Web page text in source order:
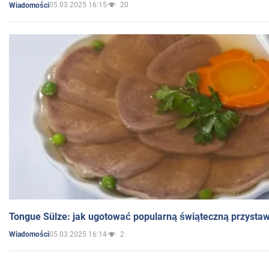
Wiadomości05.03.2025 16:15 20
Tongue Sülze: jak ugotować popularną świąteczną
Wiadomości05.03.2025 16:14 2